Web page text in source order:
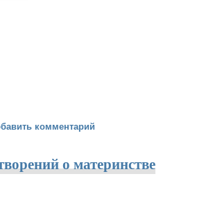
комментарий
о материнстве